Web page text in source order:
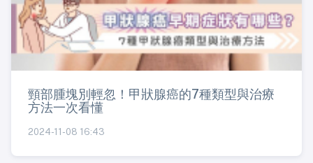
頸部腫塊別輕忽！甲狀腺癌的7種類型與治療
方法一次看懂
2024-11-08 16:43